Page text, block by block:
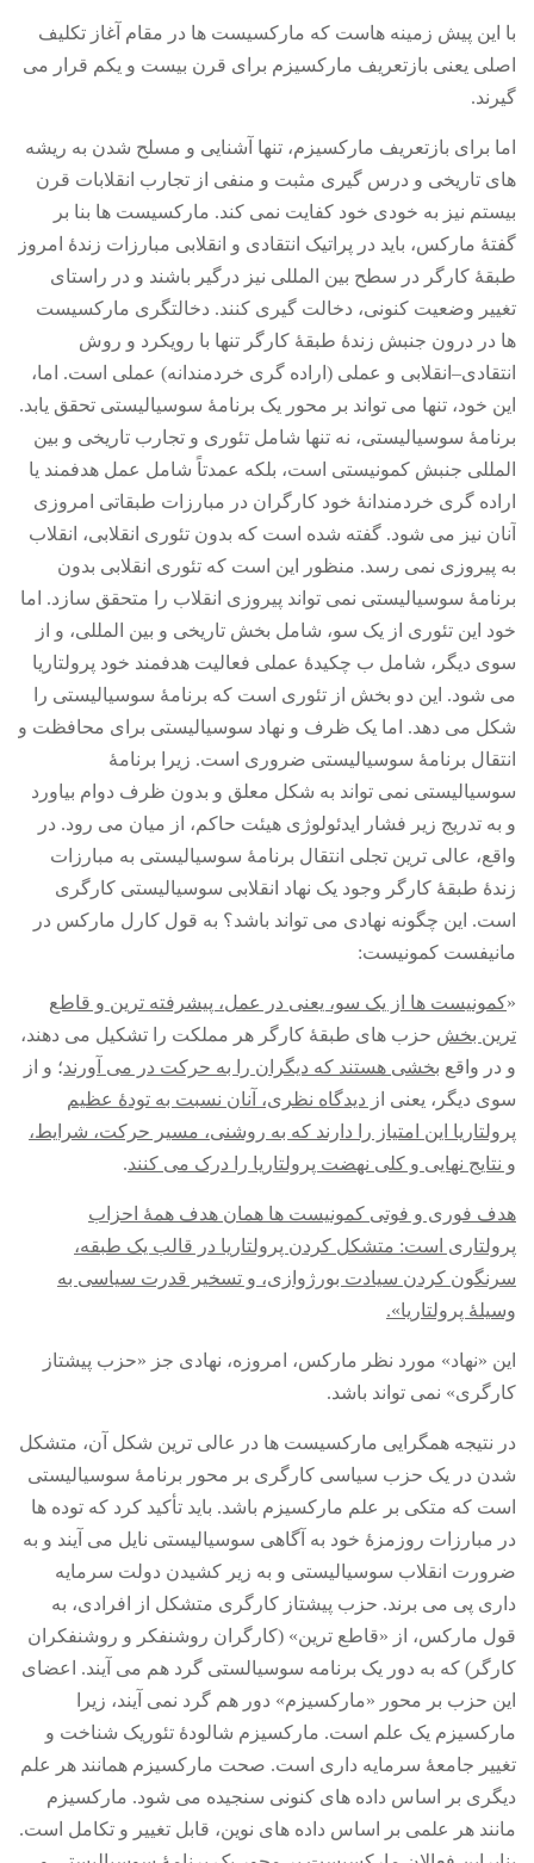
با این پیش زمینه هاست که مارکسیست ها در مقام آغاز تکلیف
اصلی یعنی بازتعریف مارکسیزم برای قرن بیست و یکم قرار می
گیرند.
اما برای بازتعریف مارکسیزم، تنها آشنایی و مسلح شدن به ریشه
های تاریخی و درس گیری مثبت و منفی از تجارب انقلابات قرن
بیستم نیز به خودی خود کفایت نمی کند. مارکسیست ها بنا بر
گفتۀ مارکس، باید در پراتیک انتقادی و انقلابی مبارزات زندۀ امروز
طبقۀ کارگر در سطح بین المللی نیز درگیر باشند و در راستای
تغییر وضعیت کنونی، دخالت گیری کنند. دخالتگری مارکسیست
ها در درون جنبش زندۀ طبقۀ کارگر تنها با رویکرد و روش
انتقادی– انقلابی و عملی ( اراده گری خردمندانه) عملی است. اما،
این خود، تنها می تواند بر محور یک برنامۀ سوسیالیستی تحقق یابد.
برنامۀ سوسیالیستی، نه تنها شامل تئوری و تجارب تاریخی و بین
المللی جنبش کمونیستی است، بلکه عمدتاً شامل عمل هدفمند یا
اراده گری خردمندانۀ خود کارگران در مبارزات طبقاتی امروزی
آنان نیز می شود. گفته شده است که بدون تئوری انقلابی، انقلاب
به پیروزی نمی رسد. منظور این است که تئوری انقلابی بدون
برنامۀ سوسیالیستی نمی تواند پیروزی انقلاب را متحقق سازد. اما
خود این تئوری از یک سو، شامل بخش تاریخی و بین المللی، و از
سوی دیگر، شامل ب چکیدۀ عملی فعالیت هدفمند خود پرولتاریا
می شود. این دو بخش از تئوری است که برنامۀ سوسیالیستی را
شکل می دهد. اما یک ظرف و نهاد سوسیالیستی برای محافظت و
انتقال برنامۀ سوسیالیستی ضروری است. زیرا برنامۀ
سوسیالیستی نمی تواند به شکل معلق و بدون ظرف دوام بیاورد
و به تدریج زیر فشار ایدئولوژی هیئت حاکم، از میان می رود. در
واقع، عالی ترین تجلی انتقال برنامۀ سوسیالیستی به مبارزات
زندۀ طبقۀ کارگر وجود یک نهاد انقلابی سوسیالیستی کارگری
است. این چگونه نهادی می تواند باشد؟ به قول کارل مارکس در
مانیفست کمونیست:
«کمونیست ها از یک سو، یعنی در عمل، پیشرفته ترین و قاطع
ترین بخش حزب های طبقۀ کارگر هر مملکت را تشکیل می دهند،
و در واقع بخشی هستند که دیگران را به حرکت در می آورند؛ و از
سوی دیگر، یعنی ا ز دیدگاه نظری، آنان نسبت به تودۀ عظیم
پرولتاریا این امتیاز را دارند که به روشنی، مسیر حرکت، شرایط،
و نتایج نهایی و کلی نهضت پرولتاریا را درک می کنند.
هدف فوری و فوتی کمونیست ها همان هدف همۀ احزاب
پرولتاری است: متشکل کردن پرولتاریا در قالب یک طبقه،
سرنگون کردن سیادت بورژوازی، و تسخیر قدرت سیاسی به
وسیلۀ پرولتاریا».
این «نهاد» مورد نظر مارکس، امروزه، نهادی جز «حزب پیشتاز
کارگری» نمی تواند باشد.
در نتیجه همگرایی مارکسیست ها در عالی ترین شکل آن، متشکل
شدن در یک حزب سیاسی کارگری بر محور برنامۀ سوسیالیستی
است که متکی بر علم مارکسیزم باشد. باید تأکید کرد که توده ها
در مبارزات روزمزۀ خود به آگاهی سوسیالیستی نایل می آیند و به
ضرورت انقلاب سوسیالیستی و به زیر کشیدن دولت سرمایه
داری پی می برند. حزب پیشتاز کارگری متشکل از افرادی، به
قول مارکس، از «قاطع ترین» (کارگران روشنفکر و روشنفکران
کارگر ) که به دور یک برنامه سوسیالستی گرد هم می آیند.
اعضای
این حزب بر محور «مارکسیزم» دور هم گرد نمی آیند، زیرا
مارکسیزم یک علم است. مارکسیزم شالودۀ تئوریک شناخت و
تغییر جامعۀ سرمایه داری است. صحت مارکسیزم همانند هر علم
دیگری بر اساس داده های کنونی سنجیده می شود. مارکسیزم
مانند هر علمی بر اساس داده های نوین، قابل تغییر و تکامل است.